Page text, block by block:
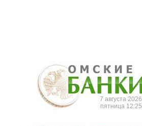
7 августа 2026
пятница 12:25